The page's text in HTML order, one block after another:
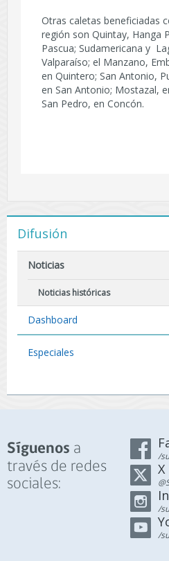
Otras caletas beneficiadas
región son Quintay, Hanga
Pascua; Sudamericana y
Valparaíso; el Manzano,
en Quintero; San Antonio,
en San Antonio; Mostazal,
San Pedro, en Concón.
Difusión
Noticias
Noticias históricas
Dashboard
Especiales
Síguenos a
través de redes
sociales:
/
X
/
/